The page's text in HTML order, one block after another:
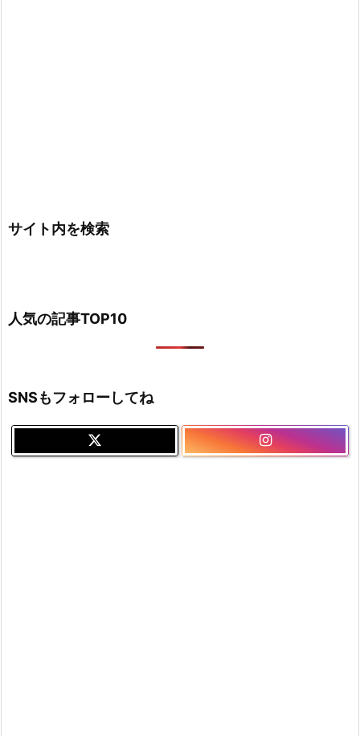
サイト内を検索
人気の記事TOP10
SNSもフォローしてね